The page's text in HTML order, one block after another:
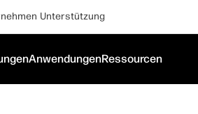
Unterstützung
AnwendungenRessourcen